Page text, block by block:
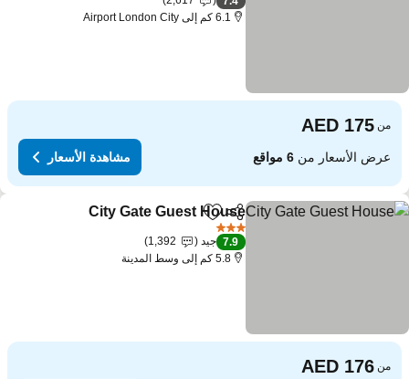
6.1 كم إلى Airport London City
من
عرض الأسعار من6 مواقع مشاهدة الأسعار
مشاركةAdd to favorites
City Gate Guest House
7.9 جيد
1,392
5.8 كم إلى وسط المدينة
من